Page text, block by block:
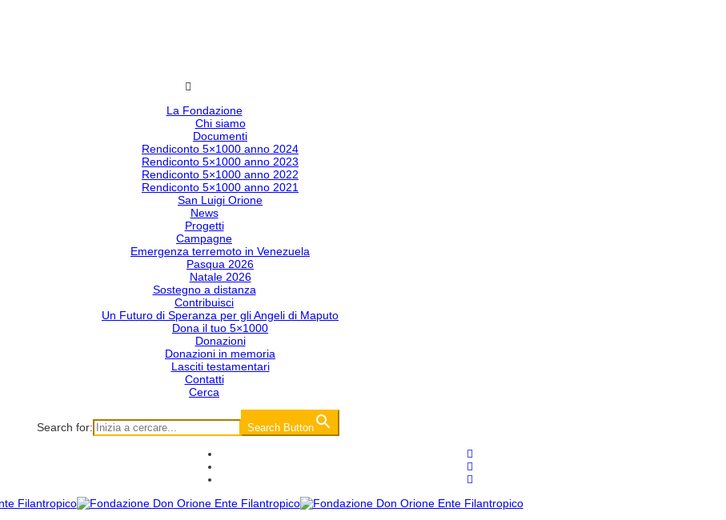
La Fondazione
Chi siamo
Documenti
Rendiconto 5×1000 anno 2024
Rendiconto 5×1000 anno 2023
Rendiconto 5×1000 anno 2022
Rendiconto 5×1000 anno 2021
San Luigi Orione
News
Progetti
Campagne
Emergenza terremoto in Venezuela
Pasqua 2026
Natale 2026
Sostegno a distanza
Contribuisci
Un Futuro di Speranza per gli Angeli di Maputo
Dona il tuo 5×1000
Donazioni
Donazioni in memoria
Lasciti testamentari
Contatti
Cerca
Search for: Search Button